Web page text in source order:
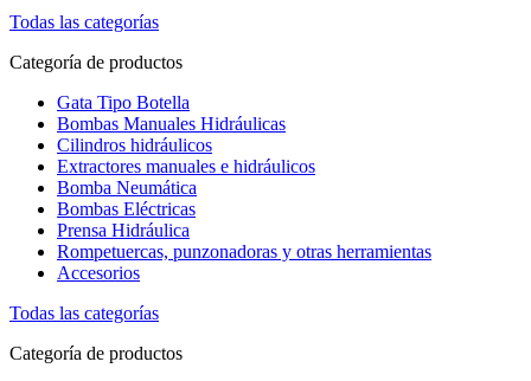
Todas las categorías
Categoría de productos
Gata Tipo Botella
Bombas Manuales Hidráulicas
Cilindros hidráulicos
Extractores manuales e hidráulicos
Bomba Neumática
Bombas Eléctricas
Prensa Hidráulica
Rompetuercas, punzonadoras y otras herramientas
Accesorios
Todas las categorías
Categoría de productos